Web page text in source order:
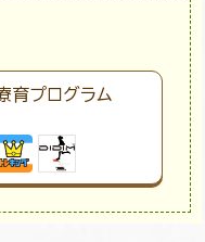
育プログラム